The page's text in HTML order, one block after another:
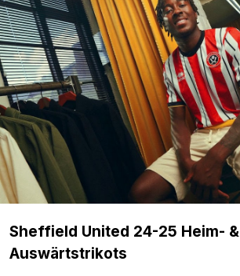
Sheffield United 24-25 Heim- &
Auswärtstrikots